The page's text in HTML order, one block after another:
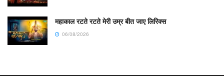
महाकाल रटते रटते मेरी उम्र बीत जाए लिरिक्स
06/08/2026